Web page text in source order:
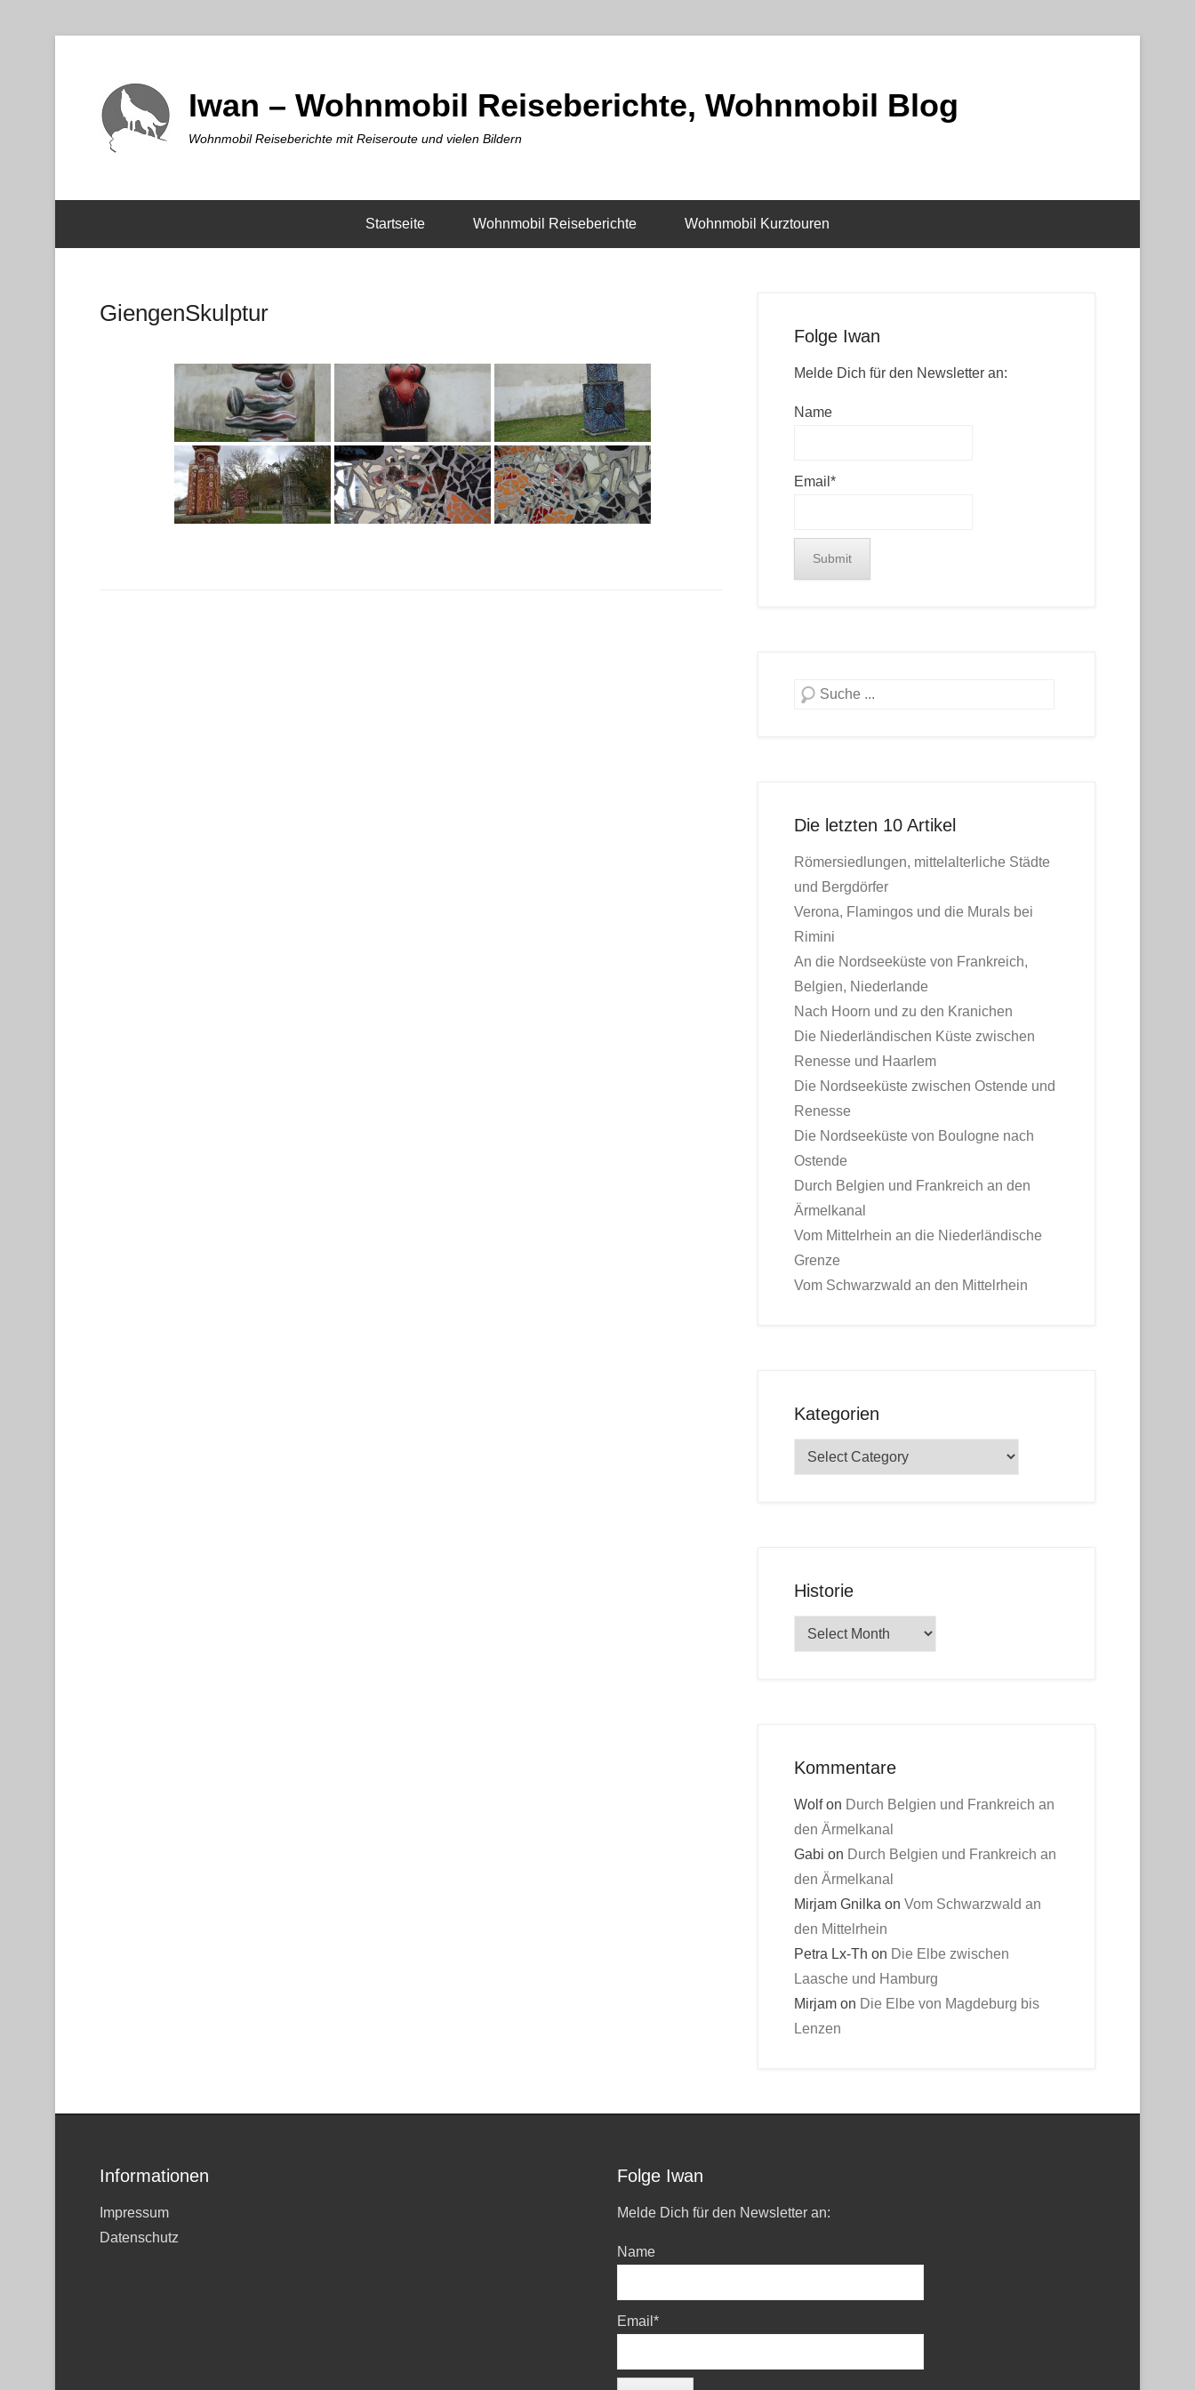
Iwan – Wohnmobil Reiseberichte, Wohnmobil Blog
Wohnmobil Reiseberichte mit Reiseroute und vielen Bildern
Startseite Wohnmobil Reiseberichte Wohnmobil Kurztouren
GiengenSkulptur
Folge Iwan
Melde Dich für den Newsletter an:
Name
Email*
Search
Die letzten 10 Artikel
Römersiedlungen, mittelalterliche Städte
und Bergdörfer
Verona, Flamingos und die Murals bei
Rimini
An die Nordseeküste von Frankreich,
Belgien, Niederlande
Nach Hoorn und zu den Kranichen
Die Niederländischen Küste zwischen
Renesse und Haarlem
Die Nordseeküste zwischen Ostende und
Renesse
Die Nordseeküste von Boulogne nach
Ostende
Durch Belgien und Frankreich an den
Ärmelkanal
Vom Mittelrhein an die Niederländische
Grenze
Vom Schwarzwald an den Mittelrhein
Kategorien
Kategorien
Historie
Historie
Kommentare
Wolfon Durch Belgien und Frankreich an
den Ärmelkanal
Gabi on Durch Belgien und Frankreich an
den Ärmelkanal
Mirjam Gnilka on Vom Schwarzwald an
den Mittelrhein
Petra Lx-Th on Die Elbe zwischen
Laasche und Hamburg
Mirjam on Die Elbe von Magdeburg bis
Lenzen
Informationen
Impressum
Datenschutz
Folge Iwan
Melde Dich für den Newsletter an:
Name
Email*